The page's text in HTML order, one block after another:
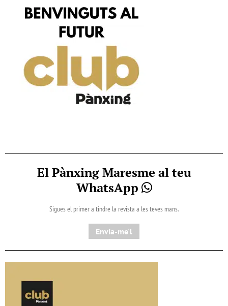
El Pànxing Maresme al teu
WhatsApp
Sigues el primer a tindre la revista a les teves mans.
Envia-me'l